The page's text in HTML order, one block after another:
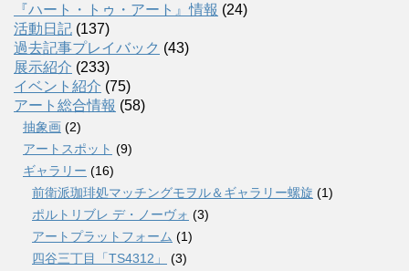
『ハート・トゥ・アート』情報 (24)
活動日記 (137)
過去記事プレイバック (43)
展示紹介 (233)
イベント紹介 (75)
アート総合情報 (58)
抽象画 (2)
アートスポット (9)
ギャラリー (16)
前衛派珈琲処マッチングモヲル＆ギャラリー螺旋 (1)
ポルトリブレ デ・ノーヴォ (3)
アートプラットフォーム (1)
四谷三丁目「TS4312」
(3)